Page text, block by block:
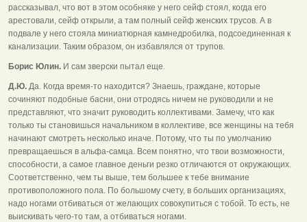
рассказывал, что вот в этом особняке у него сейф стоял, когда его
арестовали, сейф открыли, а там полный сейф женских трусов. А в
подвале у него стояла миниатюрная камнедробилка, подсоединенная к
канализации. Таким образом, он избавлялся от трупов.
Борис Юлин. И сам зверски пытал еще.
Д.Ю. Да. Когда время-то находится? Знаешь, граждане, которые
сочиняют подобные басни, они отродясь ничем не руководили и не
представляют, что значит руководить коллективами. Замечу, что как
только ты становишься начальником в коллективе, все женщины на тебя
начинают смотреть несколько иначе. Потому, что ты по умолчанию
превращаешься в альфа-самца. Всем понятно, что твои возможности,
способности, а самое главное деньги резко отличаются от окружающих.
Соответственно, чем ты выше, тем большее к тебе внимание
противоположного пола. По большому счету, в больших организациях,
надо ногами отбиваться от желающих совокупиться с тобой. То есть, не
выискивать чего-то там, а отбиваться ногами.